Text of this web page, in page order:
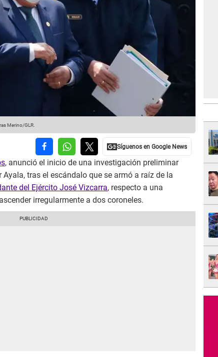
Merino/GLR.
, anunció el inicio de una investigación preliminar
tras el escándalo que se armó a raíz de la
del Ejército José Vizcarra, respecto a una
irregularmente a dos coroneles.